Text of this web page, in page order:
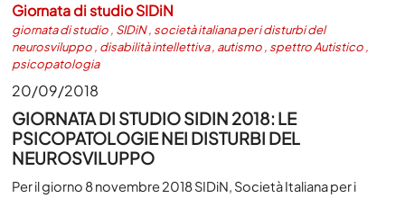
Giornata di studio SIDiN
giornata di studio, SIDiN, società italiana per i disturbi del
neurosviluppo, disabilità intellettiva, autismo, spettro Autistico,
psicopatologia
20/09/2018
GIORNATA DI STUDIO SIDIN 2018: LE
PSICOPATOLOGIE NEI DISTURBI DEL
NEUROSVILUPPO
Per il giorno 8 novembre 2018 SIDiN, Società Italiana per i